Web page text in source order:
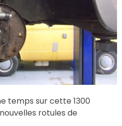
temps sur cette 1300
rotules de